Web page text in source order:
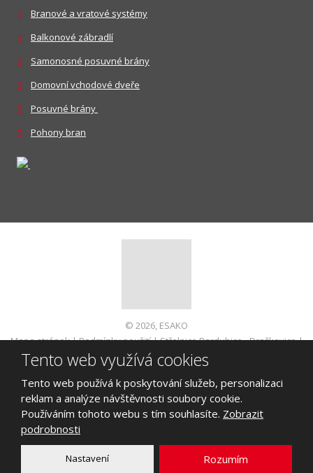
Branové a vratové systémy
Balkonové zábradlí
Samonosné posuvné brány
Domovní vchodové dveře
Posuvné brány
Pohony bran
© 2026, ESAKO
Mapa stránek|Podmínky použití|Střelnice Pardubice - Dražkovice|
Informace pro spotřebitele
VYROBILA
Tento web je chráněn pomocí Google ReCAPTCHA a platí pro něj
zásady ochrany osobních údajů a smluvní podmínky
Tento web využívá cookies
Tento web používá k poskytování služeb, personalizaci
reklam a analýze návštěvnosti soubory cookie.
Používáním tohoto webu s tím souhlasíte. Zobrazit
podrobnosti
Nastavení Rozumím